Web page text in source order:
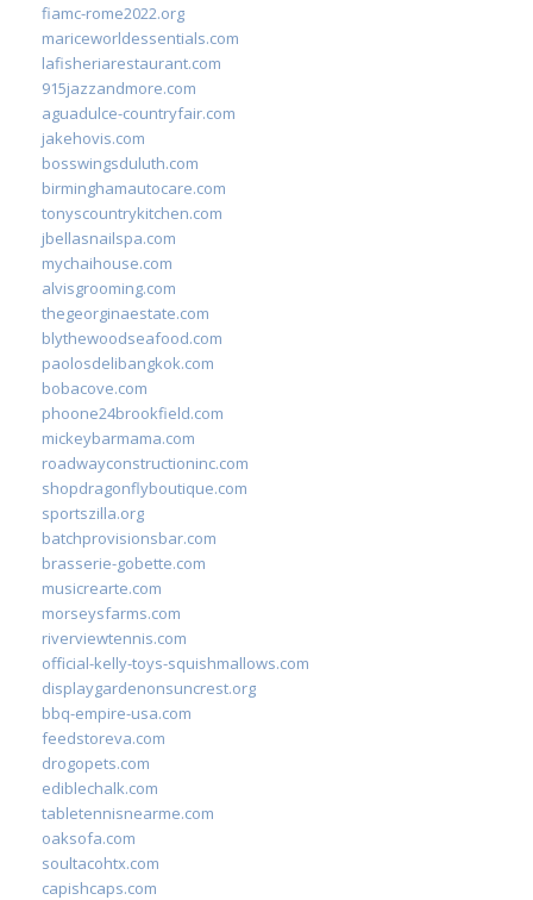
fiamc-rome2022.org
mariceworldessentials.com
lafisheriarestaurant.com
915jazzandmore.com
aguadulce-countryfair.com
jakehovis.com
bosswingsduluth.com
birminghamautocare.com
tonyscountrykitchen.com
jbellasnailspa.com
mychaihouse.com
alvisgrooming.com
thegeorginaestate.com
blythewoodseafood.com
paolosdelibangkok.com
bobacove.com
phoone24brookfield.com
mickeybarmama.com
roadwayconstructioninc.com
shopdragonflyboutique.com
sportszilla.org
batchprovisionsbar.com
brasserie-gobette.com
musicrearte.com
morseysfarms.com
riverviewtennis.com
official-kelly-toys-squishmallows.com
displaygardenonsuncrest.org
bbq-empire-usa.com
feedstoreva.com
drogopets.com
ediblechalk.com
tabletennisnearme.com
oaksofa.com
soultacohtx.com
capishcaps.com